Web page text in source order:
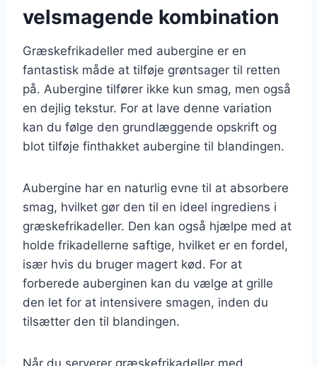
velsmagende kombination
Græskefrikadeller med aubergine er en
fantastisk måde at tilføje grøntsager til retten
på. Aubergine tilfører ikke kun smag, men også
en dejlig tekstur. For at lave denne variation
kan du følge den grundlæggende opskrift og
blot tilføje finthakket aubergine til blandingen.
Aubergine har en naturlig evne til at absorbere
smag, hvilket gør den til en ideel ingrediens i
græskefrikadeller. Den kan også hjælpe med at
holde frikadellerne saftige, hvilket er en fordel,
især hvis du bruger magert kød. For at
forberede auberginen kan du vælge at grille
den let for at intensivere smagen, inden du
tilsætter den til blandingen.
Når du serverer græskefrikadeller med